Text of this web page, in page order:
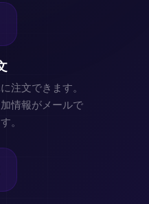
注文できます。
情報がメールで
。